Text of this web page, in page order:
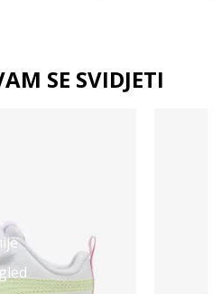
SE SVIDJETI